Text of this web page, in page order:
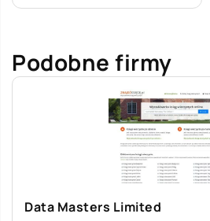
Podobne firmy
Data Masters Limited